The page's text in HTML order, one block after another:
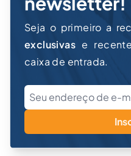
Seja o primeiro a
exclusivas e
caixa de entrada.